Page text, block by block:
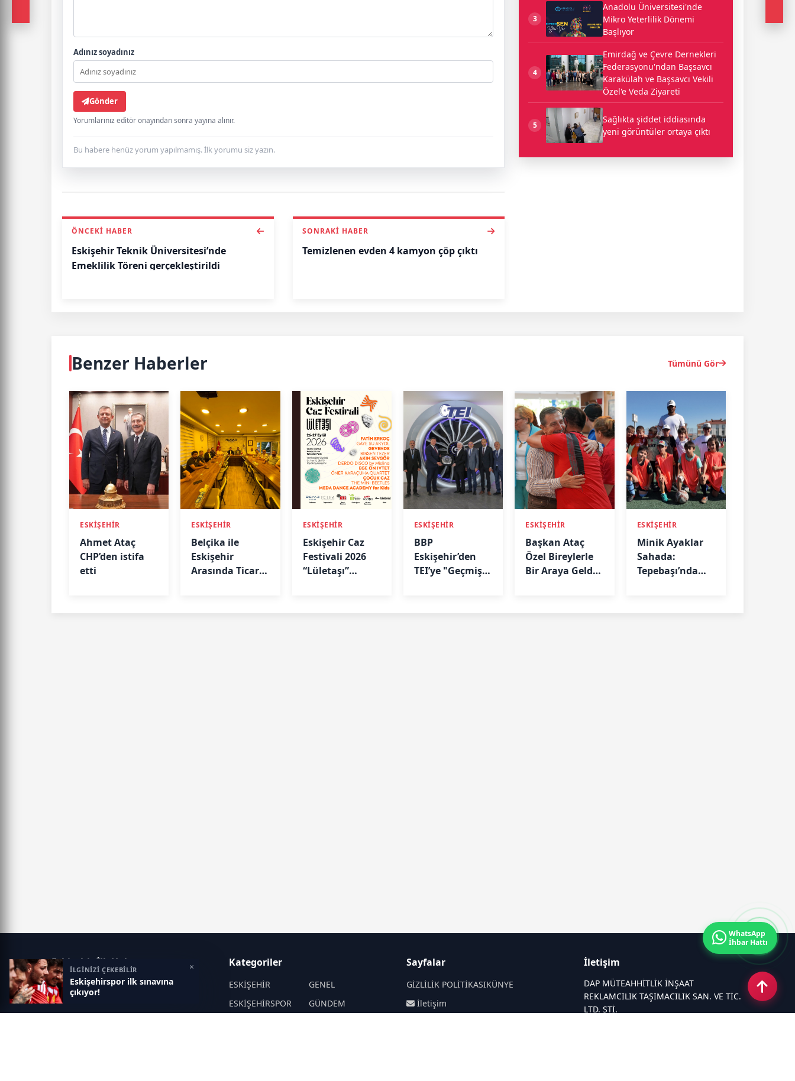
Adınız soyadınız
Gönder
Yorumlarınız editör onayından sonra yayına alınır.
Bu habere henüz yorum yapılmamış. İlk yorumu siz yazın.
ÖNCEKI HABER
Eskişehir Teknik Üniversitesi’nde
Emeklilik Töreni gerçekleştirildi
SONRAKI HABER
Temizlenen evden 4 kamyon çöp çıktı
3
Anadolu Üniversitesi'nde
Mikro Yeterlilik Dönemi
Başlıyor
4
Emirdağ ve Çevre Dernekleri
Federasyonu'ndan Başsavcı
Karakülah ve Başsavcı Vekili
Özel'e Veda Ziyareti
5
Sağlıkta şiddet iddiasında
yeni görüntüler ortaya çıktı
Benzer Haberler Tümünü Gör
ESKİŞEHİR
Ahmet Ataç
CHP’den istifa
etti
ESKİŞEHİR
Belçika ile
Eskişehir
Arasında Ticari
ESKİŞEHİR
Eskişehir Caz
Festivali 2026
“Lületaşı”
ESKİŞEHİR
BBP
Eskişehir’den
TEI’ye "Geçmiş
ESKİŞEHİR
Başkan Ataç
Özel Bireylerle
Bir Araya Geldi:
ESKİŞEHİR
Minik Ayaklar
Sahada:
Tepebaşı’nda
İLGİNİZİ ÇEKEBİLİR
Eskişehirspor ilk sınavına
çıkıyor!
×
Eskisehir İlk Haber
Objektif haberin adresi...
Kategoriler
ESKİŞEHİR
GENEL
ESKİŞEHİRSPOR
GÜNDEM
Sayfalar
GİZLİLİK POLİTİKASIKÜNYE
İletişim
İletişim
DAP MÜTEAHHİTLİK İNŞAAT
REKLAMCILIK TAŞIMACILIK SAN. VE TİC.
LTD. ŞTİ.
WhatsApp
İhbar Hattı